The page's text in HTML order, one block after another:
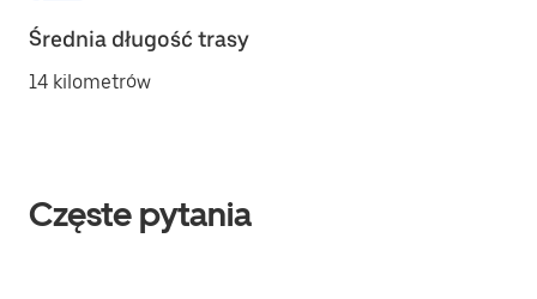
Średnia długość trasy
14 kilometrów
Częste pytania